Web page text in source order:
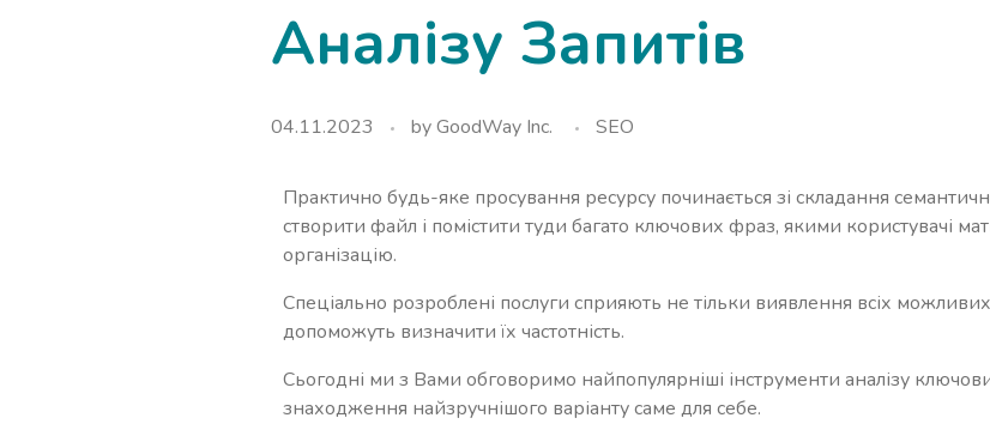
Аналізу Запитів
04.11.2023 byGoodWay Inc. SEO
Практично будь-яке просування ресурсу починається зі складання
створити файл і помістити туди багато ключових фраз, якими користувачі
організацію.
Спеціально розроблені послуги сприяють не тільки виявлення всіх
допоможуть визначити їх частотність.
Сьогодні ми з Вами обговоримо найпопулярніші інструменти аналізу
знаходження найзручнішого варіанту саме для себе.